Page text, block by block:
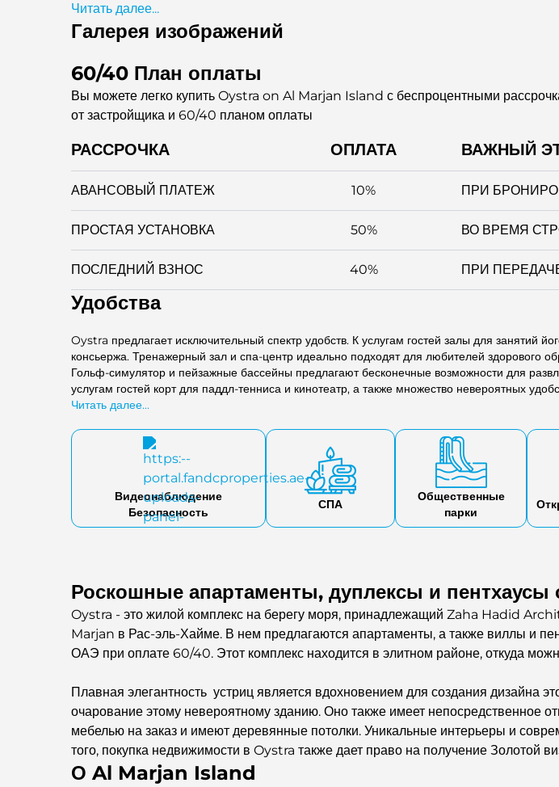
открывается вид на море и близлежащий курорт Винн.
Читать далее...
Галерея изображений
60/40 План оплаты
Вы можете легко купить Oystra on Al Marjan Island с беспроцентными
от застройщика и 60/40 планом оплаты
РАССРОЧКА ОПЛАТА ВАЖНЫЙ
АВАНСОВЫЙ ПЛАТЕЖ 10% ПРИ
ПРОСТАЯ УСТАНОВКА 50% ВО ВРЕМЯ
ПОСЛЕДНИЙ ВЗНОС 40% ПРИ
Удобства
Oystra предлагает исключительный спектр удобств. К услугам гостей залы для занятий
консьержа. Тренажерный зал и спа-центр идеально подходят для любителей здорового
Гольф-симулятор и пейзажные бассейны предлагают бесконечные возможности для
услугам гостей корт для паддл-тенниса и кинотеатр, а также множество невероятных
Читать далее...
Видеонаблюдение
Безопасность
СПА
Общественные
парки
Роскошные апартаменты, дуплексы и пентхаусы
Oystra - это жилой комплекс на берегу моря, принадлежащий Zaha Hadid
Marjan в Рас-эль-Хайме. В нем предлагаются апартаменты, а также виллы и
ОАЭ при оплате 60/40. Этот комплекс находится в элитном районе, откуда
Плавная элегантность устриц является вдохновением для создания дизайна
очарование этому невероятному зданию. Оно также имеет непосредственное
мебелью на заказ и имеют деревянные потолки. Уникальные интерьеры и
того, покупка недвижимости в Oystra также дает право на получение Золотой
О Al Marjan Island